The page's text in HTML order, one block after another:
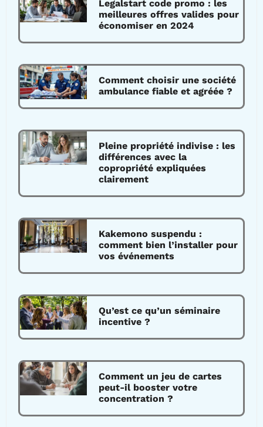
Legalstart code promo : les
meilleures offres valides pour
économiser en 2024
Comment choisir une société
ambulance fiable et agréée ?
Pleine propriété indivise : les
différences avec la
copropriété expliquées
clairement
Kakemono suspendu :
comment bien l’installer pour
vos événements
Qu’est ce qu’un séminaire
incentive ?
Comment un jeu de cartes
peut-il booster votre
concentration ?